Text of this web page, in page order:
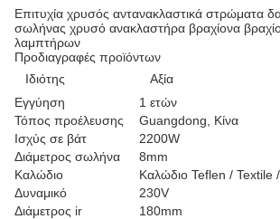
Επιτυχία χρυσός αντανακλαστικά στρώματα
σωλήνας χρυσό ανακλαστήρα βραχίονα
λαμπτήρων
Προδιαγραφές προϊόντων
Ιδιότης
Αξία
Εγγύηση
1 ετών
Τόπος προέλευσης
Guangdong, Κίνα
Ισχύς σε βάτ
2200W
Διάμετρος σωλήνα
8mm
Καλώδιο
Καλώδιο Teflen / Textile
Δυναμικό
230V
Διάμετρος ir
180mm